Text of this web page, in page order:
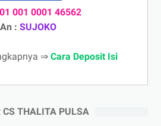
001 0001 46562
An : SUJOKO
⇒ Cara Deposit Isi
CS THALITA PULSA